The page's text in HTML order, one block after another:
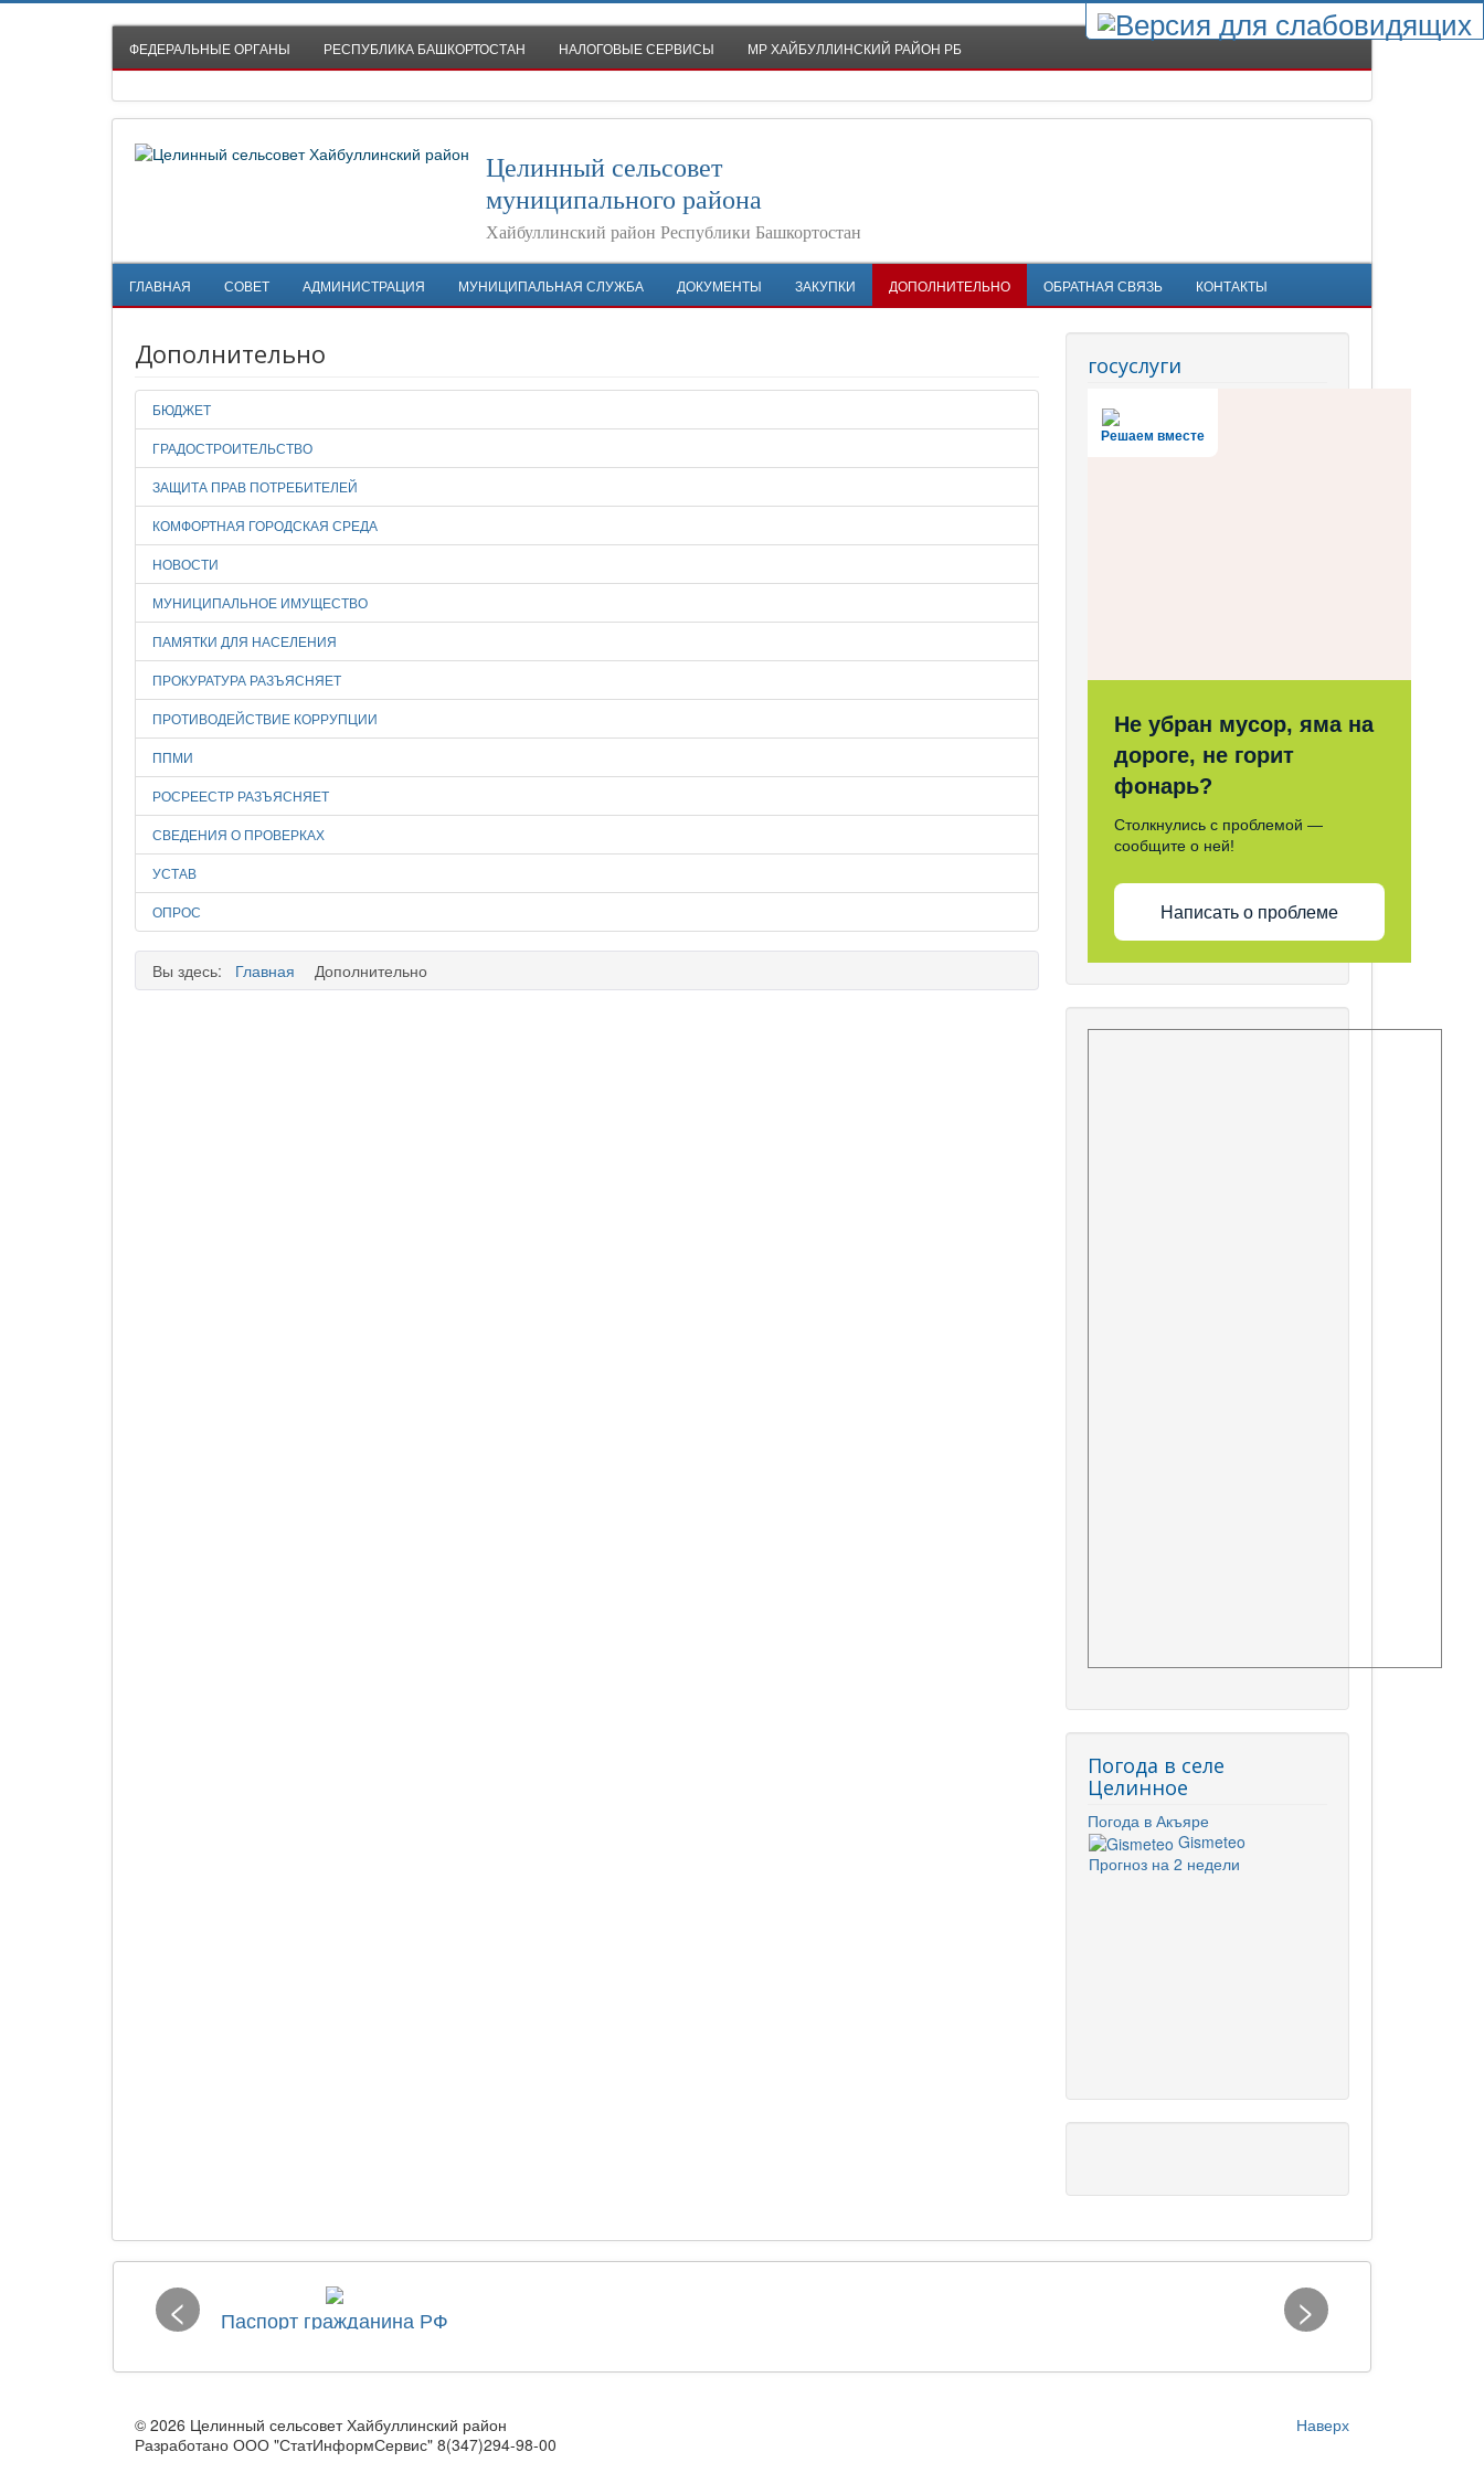
ФЕДЕРАЛЬНЫЕ ОРГАНЫ РЕСПУБЛИКА БАШКОРТОСТАН НАЛОГОВЫЕ СЕРВИСЫ МР ХАЙБУЛЛИНСКИЙ РАЙОН РБ
Целинный сельсовет
муниципального района
Хайбуллинский район Республики Башкортостан
ГЛАВНАЯ СОВЕТ АДМИНИСТРАЦИЯ МУНИЦИПАЛЬНАЯ СЛУЖБА ДОКУМЕНТЫ ЗАКУПКИ ДОПОЛНИТЕЛЬНО ОБРАТНАЯ СВЯЗЬ КОНТАКТЫ
Дополнительно
БЮДЖЕТ
ГРАДОСТРОИТЕЛЬСТВО
ЗАЩИТА ПРАВ ПОТРЕБИТЕЛЕЙ
КОМФОРТНАЯ ГОРОДСКАЯ СРЕДА
НОВОСТИ
МУНИЦИПАЛЬНОЕ ИМУЩЕСТВО
ПАМЯТКИ ДЛЯ НАСЕЛЕНИЯ
ПРОКУРАТУРА РАЗЪЯСНЯЕТ
ПРОТИВОДЕЙСТВИЕ КОРРУПЦИИ
ППМИ
РОСРЕЕСТР РАЗЪЯСНЯЕТ
СВЕДЕНИЯ О ПРОВЕРКАХ
УСТАВ
ОПРОС
Вы здесь: Главная Дополнительно
госуслуги
Решаем вместе
Не убран мусор, яма на
дороге, не горит
фонарь?
Столкнулись с проблемой —
сообщите о ней!
Написать о проблеме
Погода в селе
Целинное
Погода в Акъяре
Gismeteo
Прогноз на 2 недели
Паспорт гражданина РФ
< >
Наверх
© 2026 Целинный сельсовет Хайбуллинский район
Разработано ООО "СтатИнформСервис" 8(347)294-98-00